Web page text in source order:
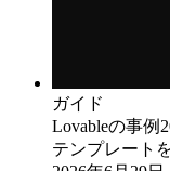
ガイド
Lovableの事例
テンプレート